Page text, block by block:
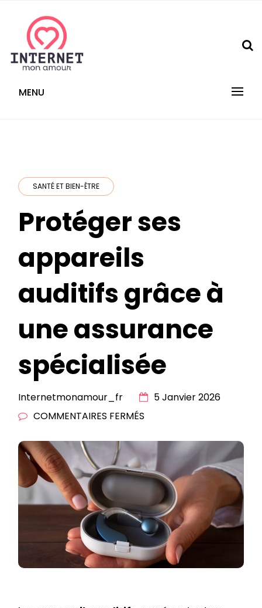
content
internetmonamour.fr
MENU
SANTÉ ET BIEN-ÊTRE
Protéger ses
appareils
auditifs grâce à
une assurance
spécialisée
Internetmonamour_fr
5 Janvier 2026
COMMENTAIRES FERMÉS
SES
APPAREILS
AUDITIFS
GRÂCE
À
UNE
ASSURANCE
SPÉCIALISÉE